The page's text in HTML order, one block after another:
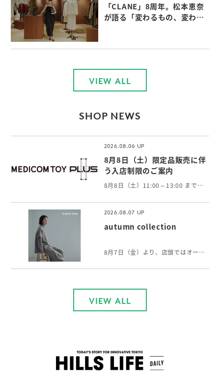
「CLANE」8周年。松本恵奈
が語る「変わるもの、変わら
VIEW ALL
SHOP NEWS
2026.08.06
8月8日（土）限定品販売に伴
う入店制限のご案内
8月8日（土）11:00～13:00 まで、限定品の販売に伴い抽選入場販売とさせていただきます。 当選権利をお持ちでないお客様はご入店いただけません。 お客様におかれましては大変ご面倒をお掛けしますが、何卒ご了承の程よろしくお願い申し上げます。
2026.08.07
autumn collection
8月7日（金）より、店頭ではオータムコレクションをご覧いただけます。 軽やかに纏えるウールのニットや、身体をやさしく包むリネンカシミヤのストールなど初秋に向けて、心身にそっと寄り添うアイテムが揃います。
VIEW ALL